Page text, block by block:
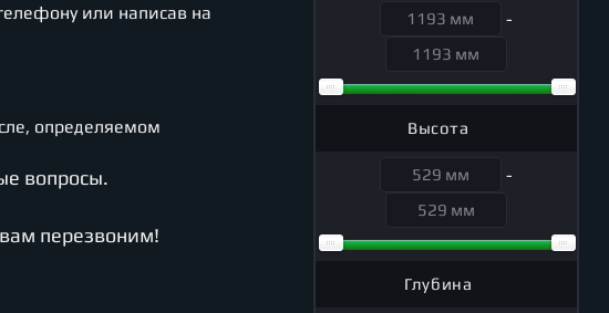
или написав на
определяемом
вопросы.
перезвоним!
-
Высота
-
Глубина